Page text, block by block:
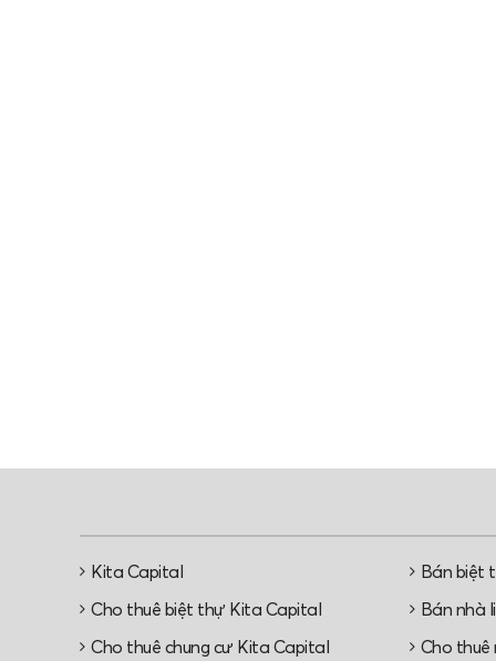
Kita Capital Bán biệt
Cho thuê biệt thự Kita Capital Bán nhà
Cho thuê chung cư Kita Capital Cho thuê